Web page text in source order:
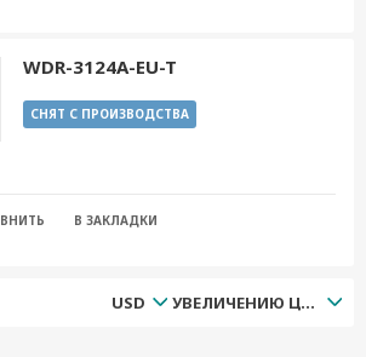
WDR-3124A-EU-T
СНЯТ С ПРОИЗВОДСТВА
В ЗАКЛАДКИ
USD УВЕЛИЧЕНИЮ ЦЕНЫ